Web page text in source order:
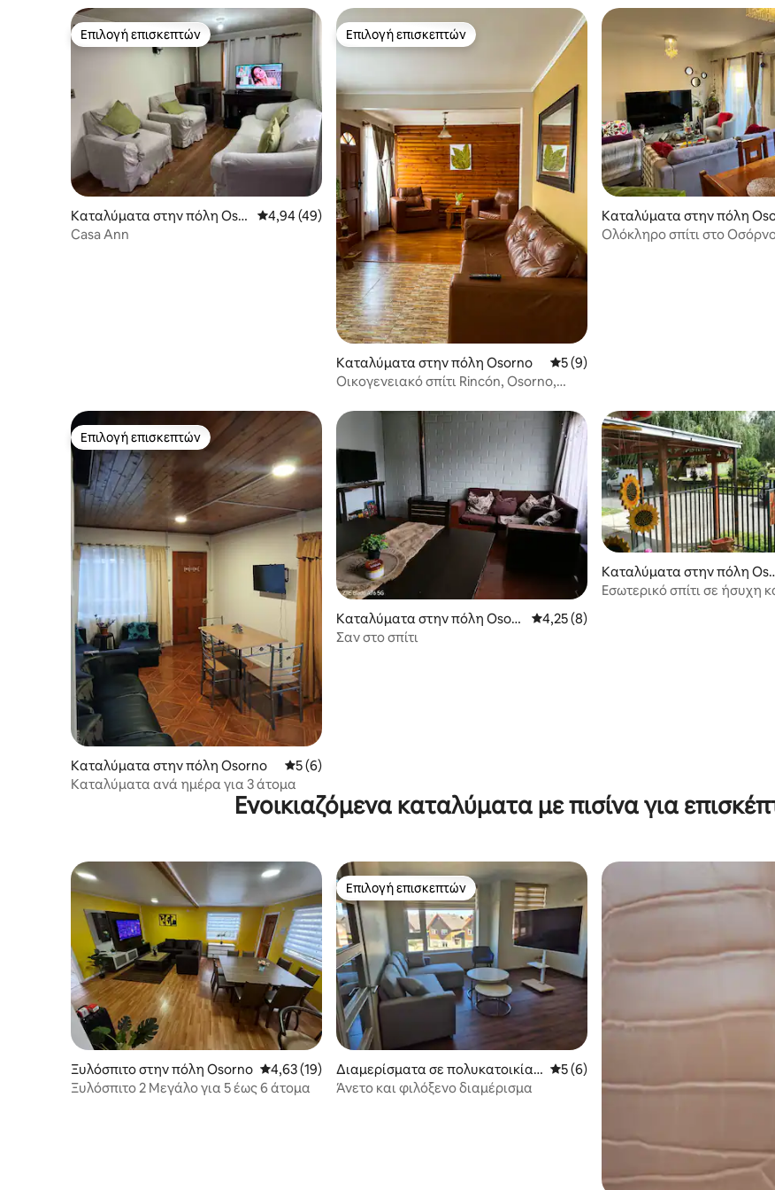
Επιλογή επισκεπτών
Επιλογή επισκεπτών
Καταλύματα στην πόλη Oso
rno
Μέση βαθμολογία: 4,94 στα 5, 49 κριτικές
4,94 (49)
Casa Ann
Επιλογή επισκεπτών
Επιλογή επισκεπτών
Καταλύματα στην πόλη Osorno Μέση βαθμολογία: 5 στα 5, 9 κριτικές
5 (9)
Οικογενειακό σπίτι Rincón, Osorno,
Καταλύματα στην πόλη
no
Ολόκληρο σπίτι στο
Επιλογή επισκεπτών
Επιλογή επισκεπτών
Καταλύματα στην πόλη Osorno Μέση βαθμολογία: 5 στα 5, 6 κριτικές
5 (6)
Καταλύματα ανά ημέρα για 3 άτομα
Καταλύματα στην πόλη Osorn
o
Μέση βαθμολογία: 4,25 στα 5, 8 κριτικές
4,25 (8)
Σαν στο σπίτι
Καταλύματα στην πόλη
no
Εσωτερικό σπίτι σε ήσυχη
Ενοικιαζόμενα καταλύματα με πισίνα για
Ξυλόσπιτο στην πόλη Osorno Μέση βαθμολογία: 4,63 στα 5, 19 κριτικές
4,63 (19)
Ξυλόσπιτο 2 Μεγάλο για 5 έως 6 άτομα
Επιλογή επισκεπτών
Επιλογή επισκεπτών
Διαμερίσματα σε πολυκατοικία
στην πόλη Osorno
Μέση βαθμολογία: 5 στα 5, 6 κριτικές
5 (6)
Άνετο και φιλόξενο διαμέρισμα